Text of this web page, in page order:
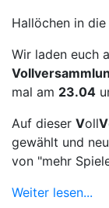
Hallöchen in die
Wir laden euch
mal am 23.04
Auf dieser VollV
gewählt und
von "mehr
Weiter lesen...